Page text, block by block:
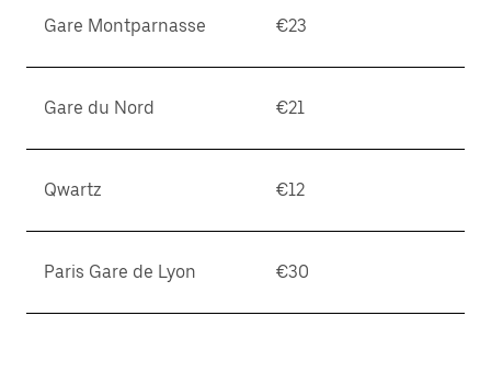
Gare Montparnasse €23
Gare du Nord €21
Qwartz €12
Paris Gare de Lyon €30